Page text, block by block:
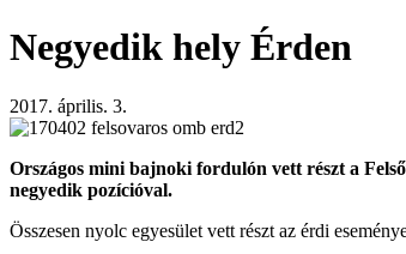
Negyedik hely Érden
2017. április. 3.
Országos mini bajnoki fordulón vett részt a
negyedik pozícióval.
Összesen nyolc egyesület vett részt az érdi